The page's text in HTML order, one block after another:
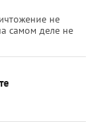
не
самом деле не